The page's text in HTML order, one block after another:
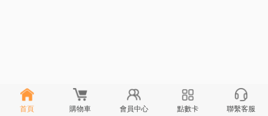
首頁 購物車 會員中心 點數卡 聯繫客服